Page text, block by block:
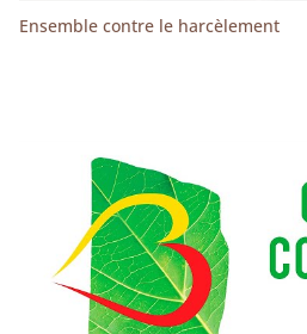
Ensemble contre le harcèlement